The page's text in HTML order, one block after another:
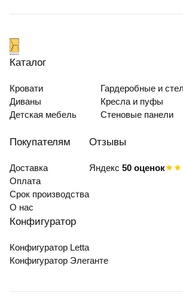
Каталог
Кровати
Диваны
Детская мебель
Гардеробные и
Кресла и пуфы
Стеновые панели
Покупателям
Доставка
Оплата
Срок производства
О нас
Отзывы
Яндекс 50 оценок
Конфигуратор
Конфигуратор Letta
Конфигуратор Элеганте